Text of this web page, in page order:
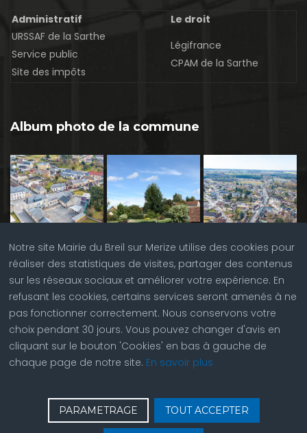
Notre site Mairie du Breil sur Merize utilise des cookies pour
réaliser des statistiques de visites, partager des contenus
sur les réseaux sociaux et améliorer votre expérience. En
refusant les cookies, certains services seront amenés à ne
pas fonctionner correctement. Nous conservons votre
choix pendant 30 jours. Vous pouvez changer d'avis en
cliquant sur le bouton 'Cookies' en bas à gauche de
chaque page de notre site. En savoir plus
PARAMETRAGE TOUT ACCEPTER
Administratif
Le droit
URSSAF de la Sarthe
Service public
Site des impôts
Légifrance
CPAM de la Sarthe
Album photo de la commune
Contactez nous | © Copyright 2023 |Plan du site|
Réalisation du site parABC Site Web| Seconnecter| Accès